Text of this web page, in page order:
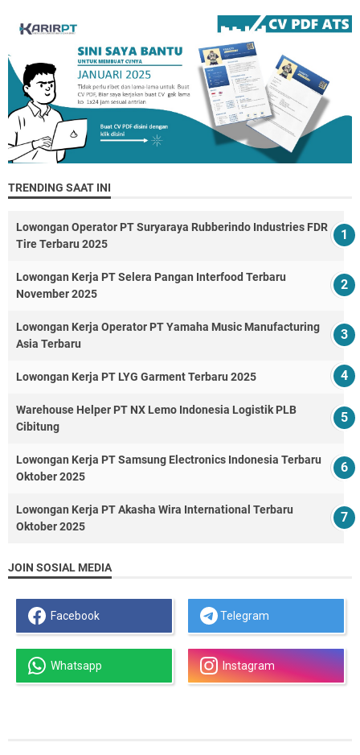
TRENDING SAAT INI
Lowongan Operator PT Suryaraya Rubberindo Industries FDR
Tire Terbaru 2025
Lowongan Kerja PT Selera Pangan Interfood Terbaru
November 2025
Lowongan Kerja Operator PT Yamaha Music Manufacturing
Asia Terbaru
Lowongan Kerja PT LYG Garment Terbaru 2025
Warehouse Helper PT NX Lemo Indonesia Logistik PLB
Cibitung
Lowongan Kerja PT Samsung Electronics Indonesia Terbaru
Oktober 2025
Lowongan Kerja PT Akasha Wira International Terbaru
Oktober 2025
JOIN SOSIAL MEDIA
Facebook Telegram
Whatsapp Instagram